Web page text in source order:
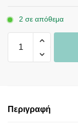
2 σε απόθεμα
Περιγραφή